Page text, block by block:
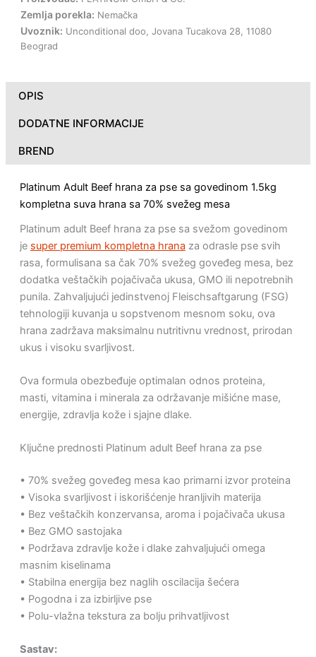
Zemlja porekla: Nemačka
Uvoznik: Unconditional doo, Jovana Tucakova 28, 11080
Beograd
OPIS
DODATNE INFORMACIJE
BREND
Platinum Adult Beef hrana za pse sa govedinom 1.5kg
kompletna suva hrana sa 70% svežeg mesa
Platinum adult Beef hrana za pse sa svežom govedinom
je super premium kompletna hrana za odrasle pse svih
rasa, formulisanа sa čak 70% svežeg goveđeg mesa, bez
dodatka veštačkih pojačivača ukusa, GMO ili nepotrebnih
punila. Zahvaljujući jedinstvenoj Fleischsaftgarung (FSG)
tehnologiji kuvanja u sopstvenom mesnom soku, ova
hrana zadržava maksimalnu nutritivnu vrednost, prirodan
ukus i visoku svarljivost.
Ova formula obezbeđuje optimalan odnos proteina,
masti, vitamina i minerala za održavanje mišićne mase,
energije, zdravlja kože i sjajne dlake.
Ključne prednosti Platinum adult Beef hrana za pse
• 70% svežeg goveđeg mesa kao primarni izvor proteina
• Visoka svarljivost i iskorišćenje hranljivih materija
• Bez veštačkih konzervansa, aroma i pojačivača ukusa
• Bez GMO sastojaka
• Podržava zdravlje kože i dlake zahvaljujući omega
masnim kiselinama
• Stabilna energija bez naglih oscilacija šećera
• Pogodna i za izbirljive pse
• Polu-vlažna tekstura za bolju prihvatljivost
Sastav: